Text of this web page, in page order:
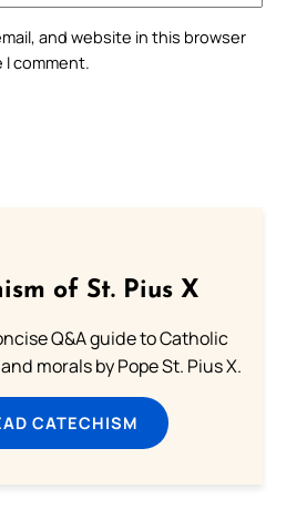
and website in this browser
comment.
of St. Pius X
Q&A guide to Catholic
morals by Pope St. Pius X.
CATECHISM